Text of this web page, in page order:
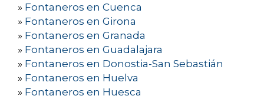
» Fontaneros en Cuenca
» Fontaneros en Girona
» Fontaneros en Granada
» Fontaneros en Guadalajara
» Fontaneros en Donostia-San Sebastián
» Fontaneros en Huelva
» Fontaneros en Huesca